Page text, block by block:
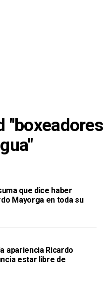
"boxeadores
que dice haber
Mayorga en toda su
apariencia Ricardo
estar libre de